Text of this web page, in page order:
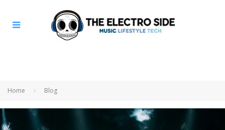
Home Blog